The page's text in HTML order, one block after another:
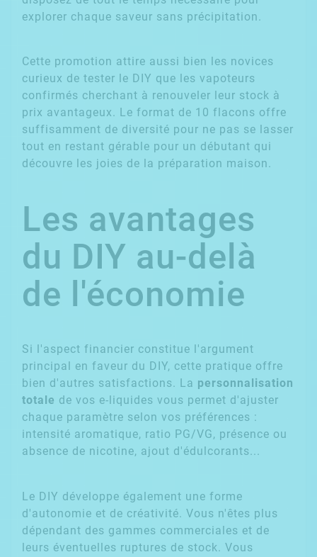
explorer chaque saveur sans précipitation.
Cette promotion attire aussi bien les novices
curieux de tester le DIY que les vapoteurs
confirmés cherchant à renouveler leur stock à
prix avantageux. Le format de 10 flacons offre
suffisamment de diversité pour ne pas se lasser
tout en restant gérable pour un débutant qui
découvre les joies de la préparation maison.
Les avantages
du DIY au-delà
de l'économie
Si l'aspect financier constitue l'argument
principal en faveur du DIY, cette pratique offre
bien d'autres satisfactions. La personnalisation
totale de vos e-liquides vous permet d'ajuster
chaque paramètre selon vos préférences :
intensité aromatique, ratio PG/VG, présence ou
absence de nicotine, ajout d'édulcorants...
Le DIY développe également une forme
d'autonomie et de créativité. Vous n'êtes plus
dépendant des gammes commerciales et de
leurs éventuelles ruptures de stock. Vous